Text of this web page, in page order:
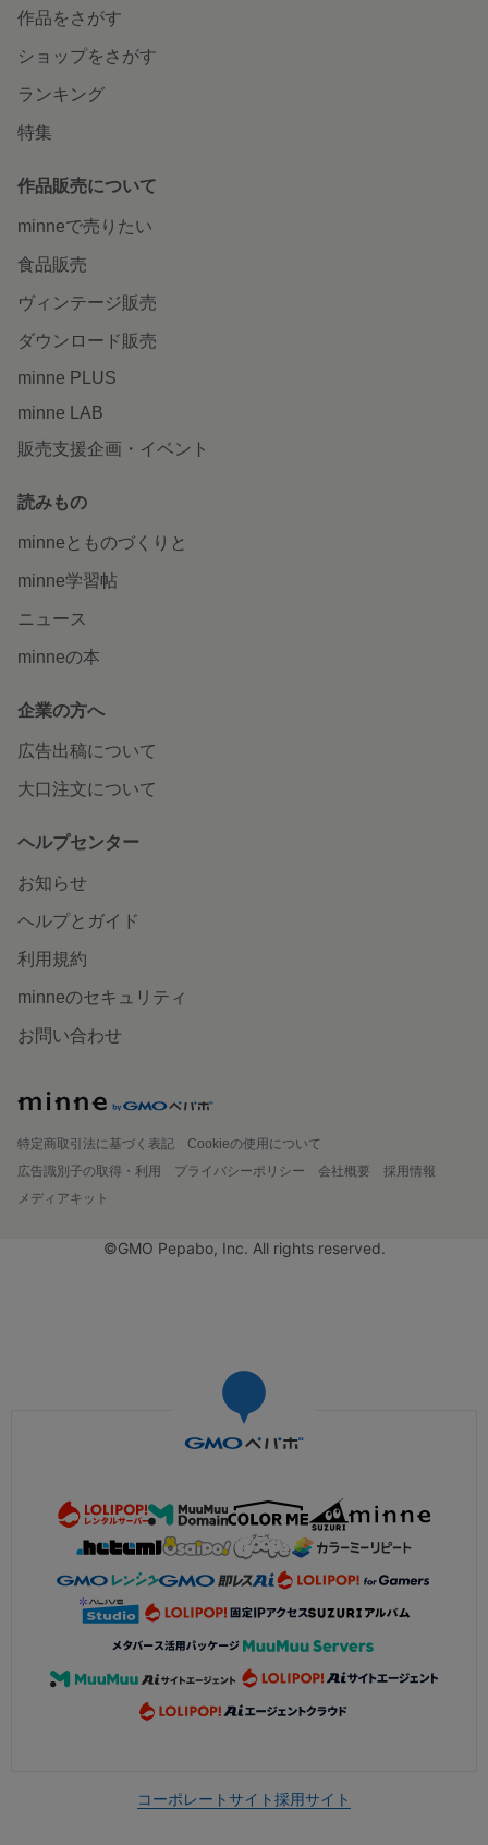
作品をさがす
ショップをさがす
ランキング
特集
作品販売について
minneで売りたい
食品販売
ヴィンテージ販売
ダウンロード販売
minne PLUS
minne LAB
販売支援企画・イベント
読みもの
minneとものづくりと
minne学習帖
ニュース
minneの本
企業の方へ
広告出稿について
大口注文について
ヘルプセンター
お知らせ
ヘルプとガイド
利用規約
minneのセキュリティ
お問い合わせ
特定商取引法に基づく表記
Cookieの使用について
広告識別子の取得・利用
プライバシーポリシー 会社概要
採用情報
メディアキット
©GMO Pepabo, Inc. All rights reserved.
コーポレートサイト採用サイト